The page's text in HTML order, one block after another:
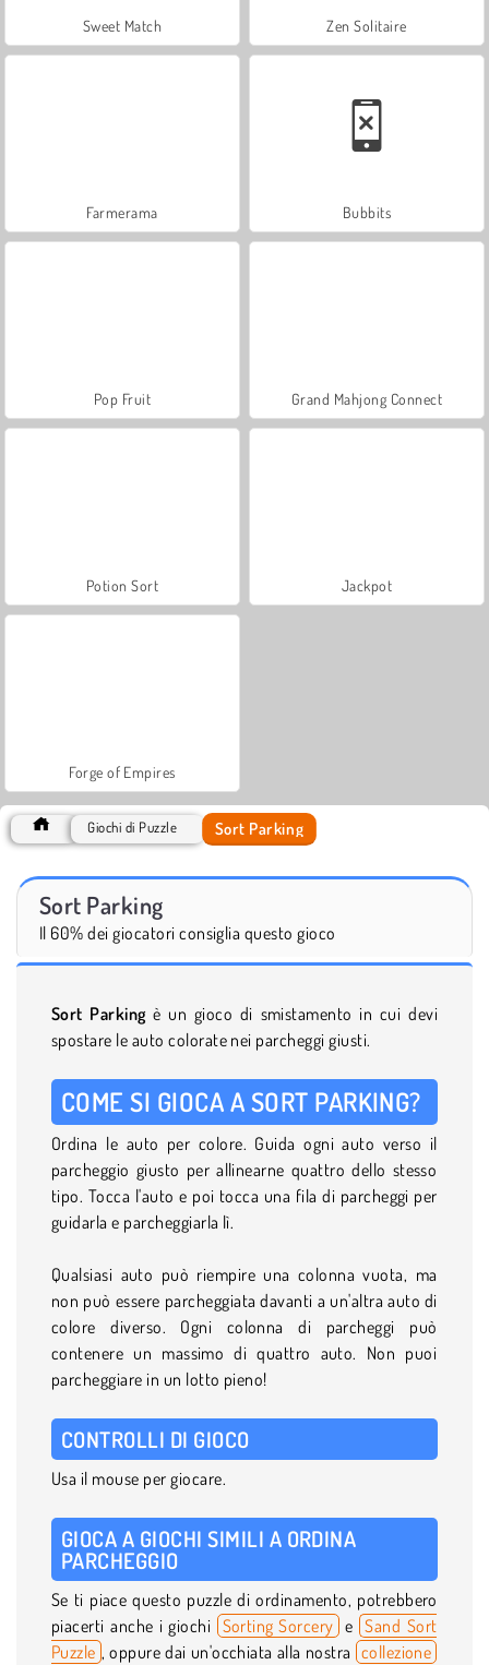
Sweet Match Zen Solitaire
Farmerama Bubbits
Pop Fruit Grand Mahjong Connect
Potion Sort Jackpot
Forge of Empires
Giochi di Puzzle Sort Parking
Sort Parking
Il 60% dei giocatori consiglia questo gioco
Sort Parkingè un gioco di smistamento in cui devi
spostare le auto colorate nei parcheggi giusti.
COME SI GIOCA A SORT PARKING?
Ordina le auto per colore. Guida ogni auto verso il
parcheggio giusto per allinearne quattro dello stesso
tipo. Tocca l'auto e poi tocca una fila di parcheggi per
guidarla e parcheggiarla lì.
Qualsiasi auto può riempire una colonna vuota, ma
non può essere parcheggiata davanti a un'altra auto di
colore diverso. Ogni colonna di parcheggi può
contenere un massimo di quattro auto. Non puoi
parcheggiare in un lotto pieno!
CONTROLLI DI GIOCO
Usa il mouse per giocare.
GIOCA A GIOCHI SIMILI A ORDINA
PARCHEGGIO
Se ti piace questo puzzle di ordinamento, potrebbero
piacerti anche i giochi Sorting Sorcery e Sand Sort
Puzzle , oppure dai un'occhiata alla nostra collezione